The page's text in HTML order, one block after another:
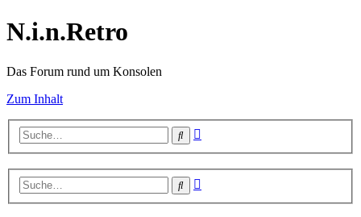
N.i.n.Retro
Das Forum rund um Konsolen
Zum Inhalt
Suche
Suche